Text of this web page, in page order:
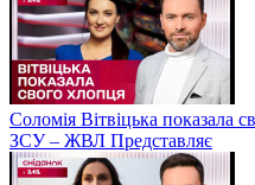
Соломія Вітвіцька показала
ЗСУ – ЖВЛ Представляє